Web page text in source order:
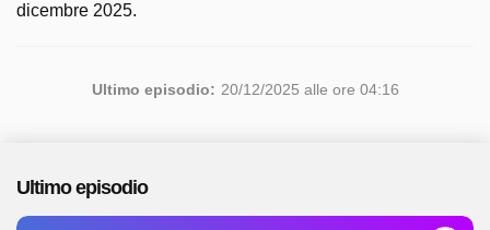
dicembre 2025.
Ultimo episodio: 20/12/2025 alle ore 04:16
Ultimo episodio